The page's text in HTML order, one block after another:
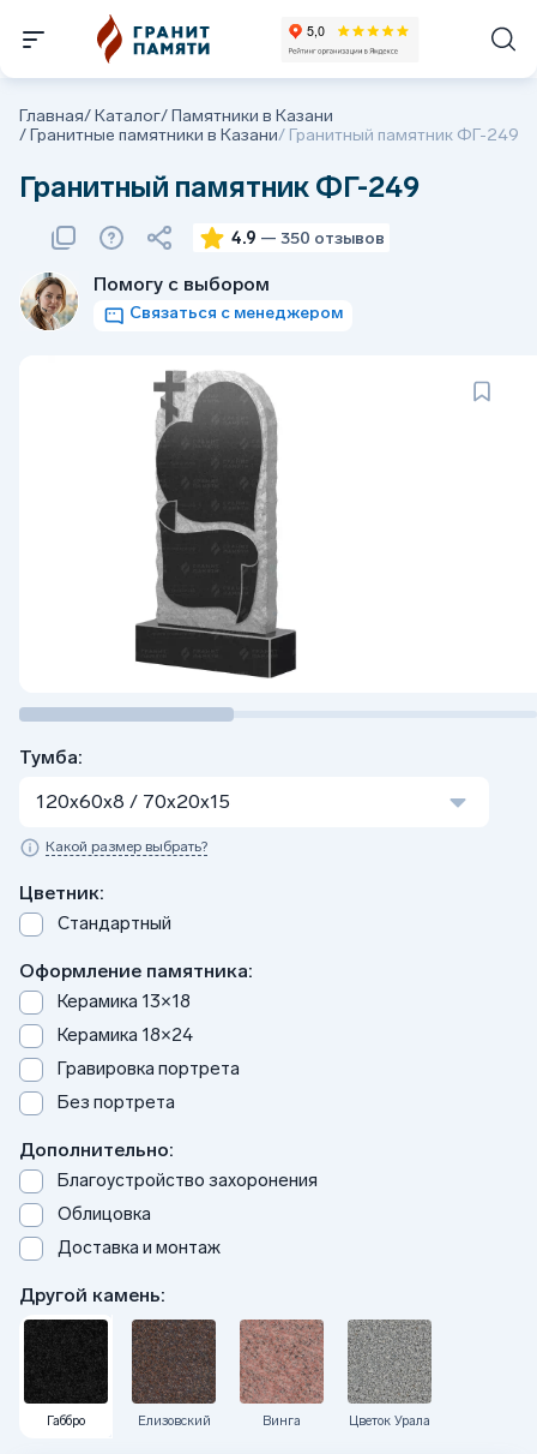
Главная/Каталог/Памятники в Казани
/Гранитные памятники в Казани/ Гранитный памятник ФГ-249
Гранитный памятник ФГ-249
4.9 — 350 отзывов
Помогу с выбором
Связаться с менеджером
Тумба:
120x60x8 / 70x20x15
Какой размер выбрать?
Цветник:
Стандартный
Оформление памятника:
Керамика 13×18
Керамика 18×24
Гравировка портрета
Без портрета
Дополнительно:
Благоустройство захоронения
Облицовка
Доставка и монтаж
Другой камень:
Габбро Елизовский Винга Цветок Урала